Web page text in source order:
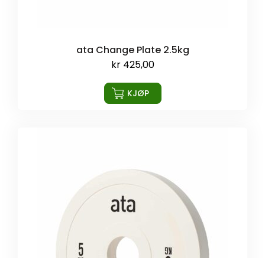
ata Change Plate 2.5kg
kr425,00
KJØP